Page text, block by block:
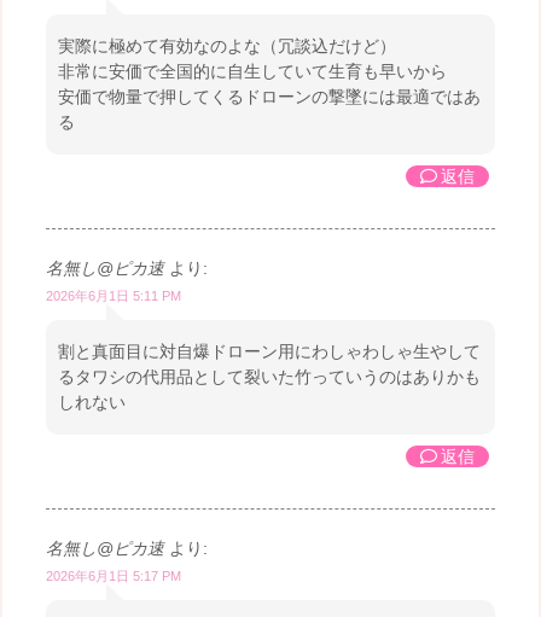
実際に極めて有効なのよな（冗談込だけど）
非常に安価で全国的に自生していて生育も早いから
安価で物量で押してくるドローンの撃墜には最適ではあ
る
返信
名無し@ピカ速 より:
2026年6月1日 5:11 PM
割と真面目に対自爆ドローン用にわしゃわしゃ生やして
るタワシの代用品として裂いた竹っていうのはありかも
しれない
返信
名無し@ピカ速 より:
2026年6月1日 5:17 PM